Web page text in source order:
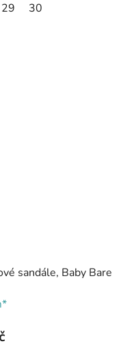
29 30
sandále, Baby Bare